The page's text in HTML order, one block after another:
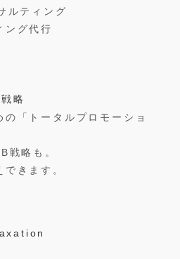
ルティング
ング代行
略
の「トータルプロモーショ
戦略も。
きます。